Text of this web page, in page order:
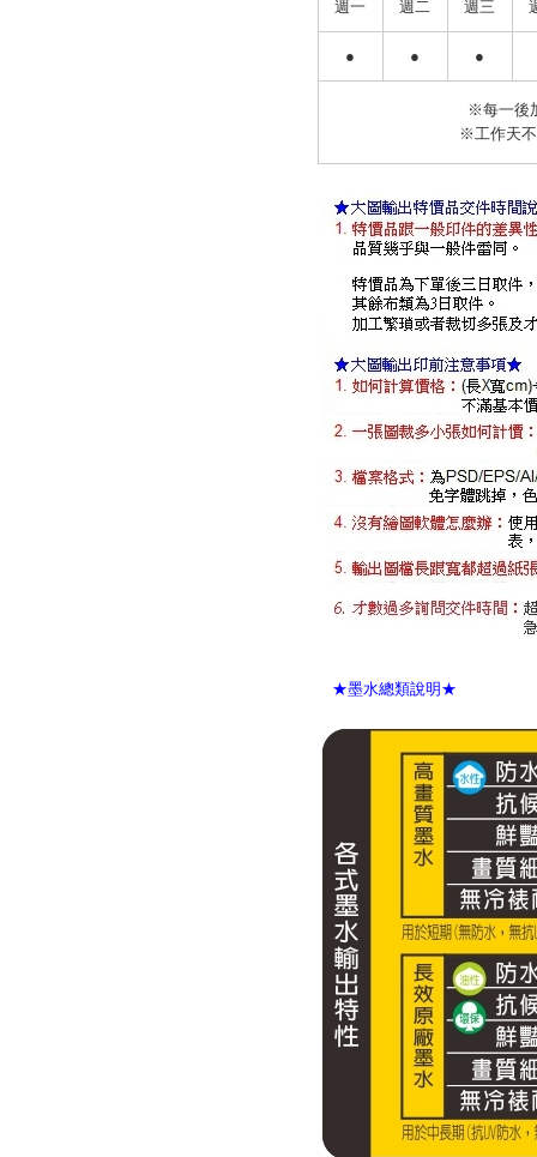
週一 週二 週三
● ● ●
※每一後
※工作天
★墨水總類說明★